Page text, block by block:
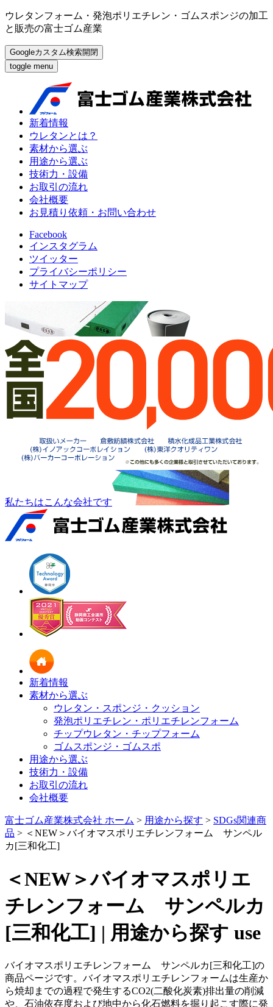
ウレタンフォーム・発泡ポリエチレン・ゴムスポンジの加工
と販売の富士ゴム産業
Googleカスタム検索開閉
toggle menu
新着情報
ウレタンとは？
素材から選ぶ
用途から選ぶ
技術力・設備
お取引の流れ
会社概要
お見積り依頼・お問い合わせ
Facebook
インスタグラム
ツイッター
プライバシーポリシー
サイトマップ
私たちはこんな会社です
新着情報
素材から選ぶ
ウレタン・スポンジ・クッション
発泡ポリエチレン・ポリエチレンフォーム
チップウレタン・チップフォーム
ゴムスポンジ・ゴムスポ
用途から選ぶ
技術力・設備
お取引の流れ
会社概要
富士ゴム産業株式会社 ホーム > 用途から探す > SDGs関連商
品 > ＜NEW＞バイオマスポリエチレンフォーム サンペル
カ[三和化工]
＜NEW＞バイオマスポリエ
チレンフォーム サンペルカ
[三和化工] | 用途から探す use
バイオマスポリエチレンフォーム サンペルカ[三和化工]の
商品ページです。バイオマスポリエチレンフォームは生産か
ら焼却までの過程で発生するCO2(二酸化炭素)排出量の削減
や、石油依存度および地中から化石燃料を掘り起こす際に発